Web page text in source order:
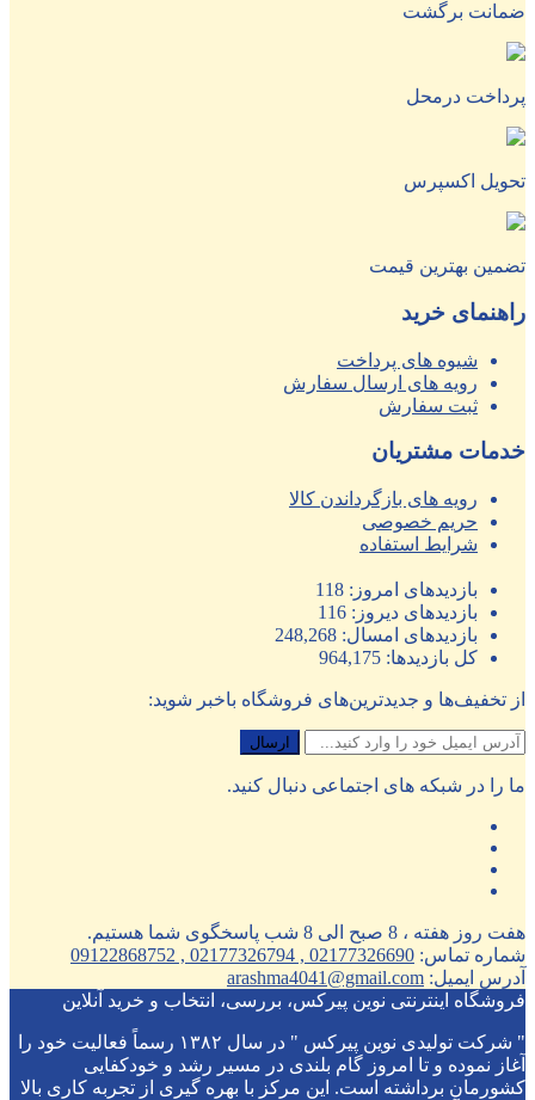
ضمانت برگشت
پرداخت درمحل
تحویل اکسپرس
تضمین بهترین قیمت
راهنمای خرید
شیوه های پرداخت
رویه های ارسال سفارش
ثبت سفارش
خدمات مشتریان
رویه های بازگرداندن کالا
حریم خصوصی
شرایط استفاده
بازدیدهای امروز: 118
بازدیدهای دیروز: 116
بازدیدهای امسال: 248,268
کل بازدیدها: 964,175
از تخفیف‌ها و جدیدترین‌های فروشگاه باخبر شوید:
ما را در شبکه های اجتماعی دنبال کنید.
هفت روز هفته ، 8 صبح الی 8 شب پاسخگوی شما هستیم.
شماره تماس: 02177326690 , 02177326794 , 09122868752
آدرس ایمیل: arashma4041@gmail.com
فروشگاه اینترنتی نوین پیرکس، بررسی، انتخاب و خرید آنلاین
" شرکت تولیدی نوین پیرکس " در سال ۱۳۸۲ رسماً فعالیت خود را
آغاز نموده و تا امروز گام بلندی در مسیر رشد و خودکفایی
کشورمان برداشته است. این مرکز با بهره گیری از تجربه کاری بالا